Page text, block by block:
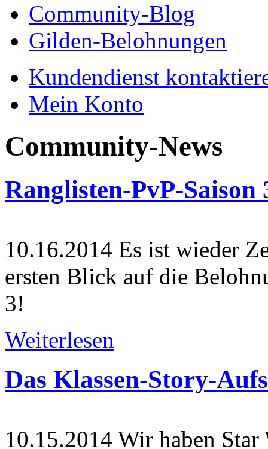
Community-Blog
Gilden-Belohnungen
Kundendienst
Mein Konto
Community-News
Ranglisten-PvP-Saison
10.16.2014 Es ist wieder
ersten Blick auf die
3!
Weiterlesen
Das Klassen-Story-
10.15.2014 Wir haben